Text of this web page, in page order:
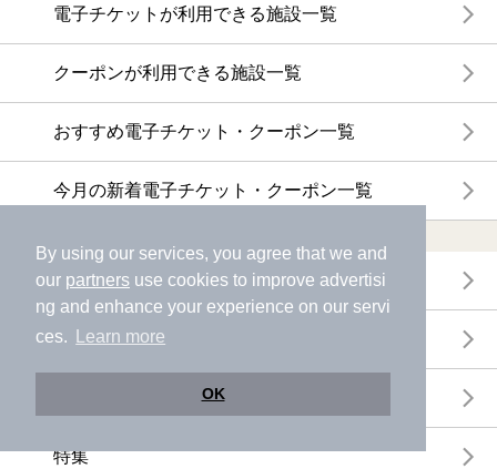
By using our services, you agree that we and
our partners use cookies to improve advertisi
ng and enhance your experience on our servi
ces.
Learn more
OK
電子チケットが利用できる施設一覧
クーポンが利用できる施設一覧
おすすめ電子チケット・クーポン一覧
今月の新着電子チケット・クーポン一覧
ニフティ温泉ニュース
体験レポート
特集